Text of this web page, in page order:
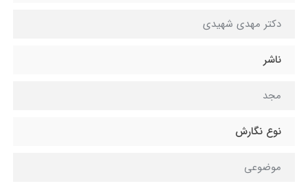
دکتر مهدی شهیدی
ناشر
مجد
نوع نگارش
موضوعی